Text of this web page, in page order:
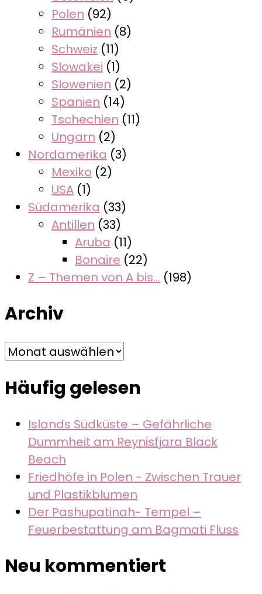
Polen (92)
Rumänien (8)
Schweiz (11)
Slowakei (1)
Slowenien (2)
Spanien (14)
Tschechien (11)
Ungarn (2)
Nordamerika (3)
Mexiko (2)
USA (1)
Südamerika (33)
Antillen (33)
Aruba (11)
Bonaire (22)
Z – Themen von A bis… (198)
Archiv
Archiv
Häufig gelesen
Islands Südküste – Gefährliche
Dummheit am Reynisfjara Black
Beach
Friedhöfe in Polen - Zwischen Trauer
und Plastikblumen
Der Pashupatinah- Tempel –
Feuerbestattung am Bagmati Fluss
Neu kommentiert